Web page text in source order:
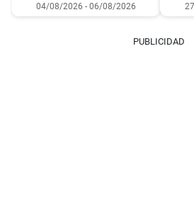
04/08/2026 - 06/08/2026
PUBLICIDAD